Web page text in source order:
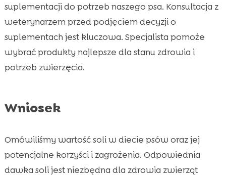
suplementacji do potrzeb naszego psa. Konsultacja z
weterynarzem przed podjęciem decyzji o
suplementach jest kluczowa. Specjalista pomoże
wybrać produkty najlepsze dla stanu zdrowia i
potrzeb zwierzęcia.
Wniosek
Omówiliśmy wartość soli w diecie psów oraz jej
potencjalne korzyści i zagrożenia. Odpowiednia
dawka soli jest niezbędna dla zdrowia zwierząt